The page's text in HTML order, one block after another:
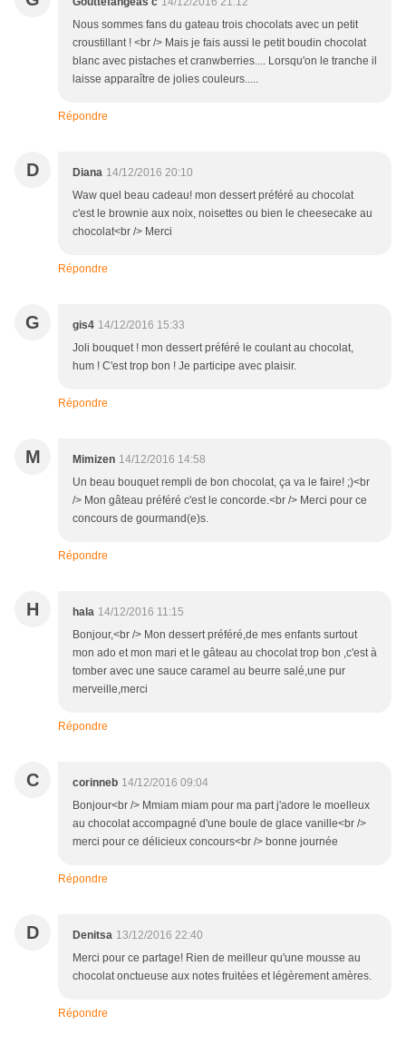
Nous sommes fans du gateau trois chocolats avec un petit
croustillant ! <br /> Mais je fais aussi le petit boudin chocolat
blanc avec pistaches et cranwberries.... Lorsqu'on le tranche il
laisse apparaître de jolies couleurs.....
Répondre
D Diana 14/12/2016 20:10
Waw quel beau cadeau! mon dessert préféré au chocolat
c'est le brownie aux noix, noisettes ou bien le cheesecake au
chocolat<br /> Merci
Répondre
G gis4 14/12/2016 15:33
Joli bouquet ! mon dessert préféré le coulant au chocolat,
hum ! C'est trop bon ! Je participe avec plaisir.
Répondre
M Mimizen 14/12/2016 14:58
Un beau bouquet rempli de bon chocolat, ça va le faire! ;)<br
/> Mon gâteau préféré c'est le concorde.<br /> Merci pour ce
concours de gourmand(e)s.
Répondre
H hala 14/12/2016 11:15
Bonjour,<br /> Mon dessert préféré,de mes enfants surtout
mon ado et mon mari et le gâteau au chocolat trop bon ,c'est à
tomber avec une sauce caramel au beurre salé,une pur
merveille,merci
Répondre
C corinneb 14/12/2016 09:04
Bonjour<br /> Mmiam miam pour ma part j'adore le moelleux
au chocolat accompagné d'une boule de glace vanille<br />
merci pour ce délicieux concours<br /> bonne journée
Répondre
D Denitsa 13/12/2016 22:40
Merci pour ce partage! Rien de meilleur qu'une mousse au
chocolat onctueuse aux notes fruitées et légèrement amères.
Répondre